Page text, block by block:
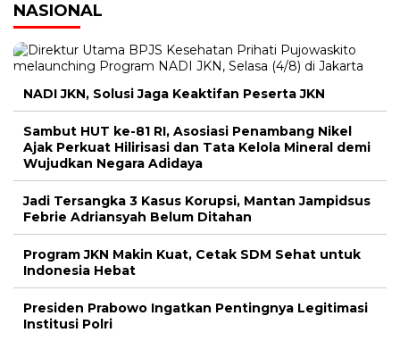
NASIONAL
NADI JKN, Solusi Jaga Keaktifan Peserta JKN
Sambut HUT ke-81 RI, Asosiasi Penambang Nikel
Ajak Perkuat Hilirisasi dan Tata Kelola Mineral demi
Wujudkan Negara Adidaya
Jadi Tersangka 3 Kasus Korupsi, Mantan Jampidsus
Febrie Adriansyah Belum Ditahan
Program JKN Makin Kuat, Cetak SDM Sehat untuk
Indonesia Hebat
Presiden Prabowo Ingatkan Pentingnya Legitimasi
Institusi Polri